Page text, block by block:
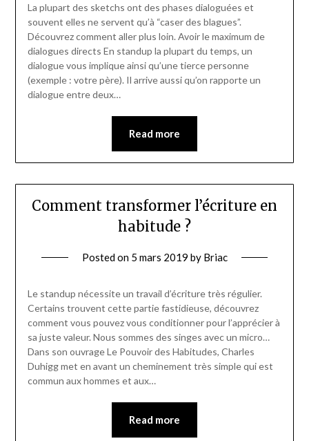
La plupart des sketchs ont des phases dialoguées et
souvent elles ne servent qu’à “caser des blagues”.
Découvrez comment aller plus loin. Avoir le maximum de
dialogues directs En standup la plupart du temps, un
dialogue vous implique ainsi qu’une tierce personne
(exemple : votre père). Il arrive aussi qu’on rapporte un
dialogue entre deux…
Read more
Comment transformer l’écriture en
habitude ?
Posted on 5 mars 2019 by Briac
Le standup nécessite un travail d’écriture très régulier.
Certains trouvent cette partie fastidieuse, découvrez
comment vous pouvez vous conditionner pour l’apprécier à
sa juste valeur. Nous sommes des singes avec un micro…
Dans son ouvrage Le Pouvoir des Habitudes, Charles
Duhigg met en avant un cheminement très simple qui est
commun aux hommes et aux…
Read more